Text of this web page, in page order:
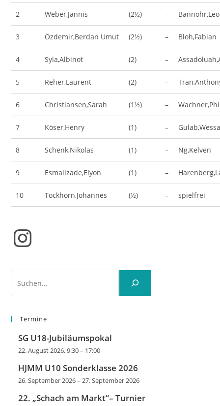
2 Weber,Jannis (2½) –
3 Özdemir,Berdan Umut (2½) – Bloh,Fabian
4 Syla,Albinot (2) –
5 Reher,Laurent (2) –
6 Christiansen,Sarah (1½) –
7 Köser,Henry (1) –
8 Schenk,Nikolas (1) – Ng,Kelven
9 Esmailzade,Elyon (1) –
10 Tockhorn,Johannes (½) – spielfrei
Instagram
Termine
SG U18-Jubiläumspokal
22. August 2026, 9:30– 17:00
HJMM U10 Sonderklasse 2026
26. September 2026–27. September 2026
22. „Schach am Markt“– Turnier